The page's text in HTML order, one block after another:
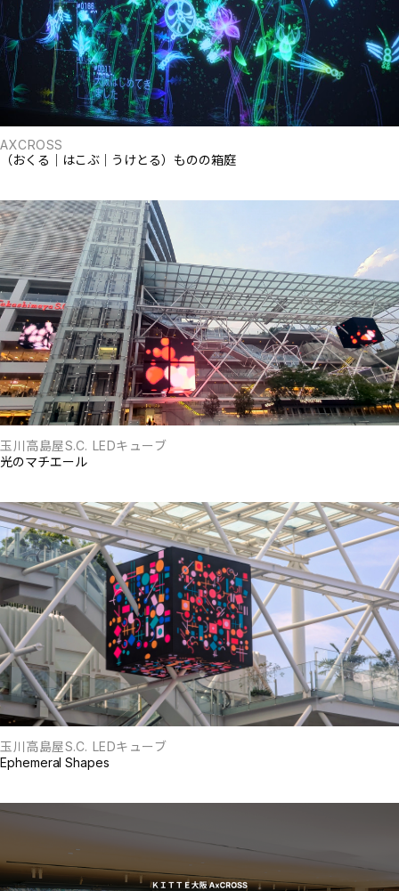
AXCROSS
（おくる｜はこぶ｜うけとる）ものの箱庭
玉川高島屋S.C. LEDキューブ
光のマチエール
玉川高島屋S.C. LEDキューブ
Ephemeral Shapes